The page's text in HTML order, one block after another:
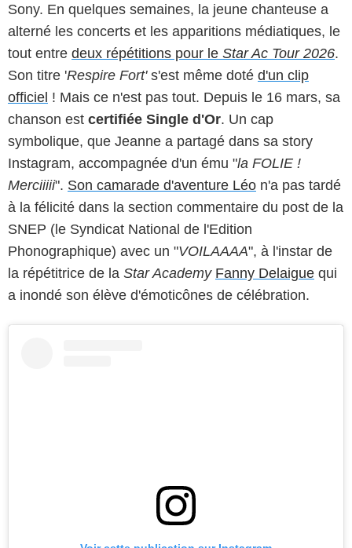
Sony. En quelques semaines, la jeune chanteuse a
alterné les concerts et les apparitions médiatiques, le
tout entre deux répétitions pour le Star Ac Tour 2026.
Son titre 'Respire Fort' s'est même doté d'un clip
officiel ! Mais ce n'est pas tout. Depuis le 16 mars, sa
chanson est certifiée Single d'Or. Un cap
symbolique, que Jeanne a partagé dans sa story
Instagram, accompagnée d'un ému "la FOLIE !
Merciiiii". Son camarade d'aventure Léo n'a pas tardé
à la félicité dans la section commentaire du post de la
SNEP (le Syndicat National de l'Edition
Phonographique) avec un "VOILAAAA", à l'instar de
la répétitrice de la Star Academy Fanny Delaigue qui
a inondé son élève d'émoticônes de célébration.